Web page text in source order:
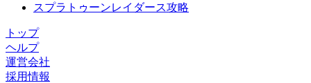
スプラトゥーンレイダース攻略
トップ
ヘルプ
運営会社
採用情報